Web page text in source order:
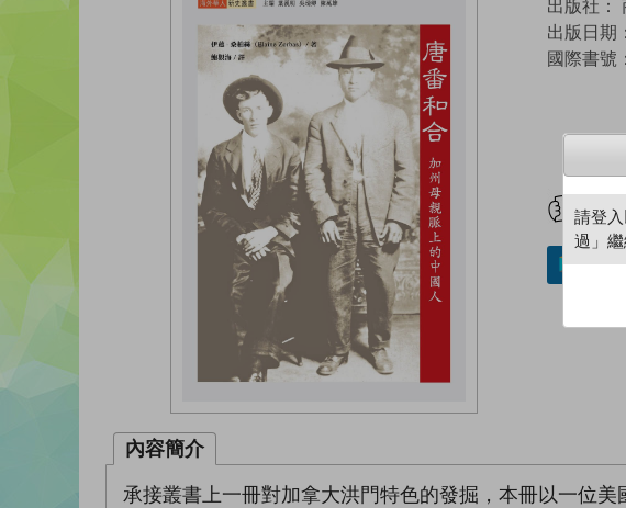
出版日期：
國際書號：
加
內容簡介
承接叢書上一冊對加拿大洪門特色的發掘，本冊以一位
請登
過」繼